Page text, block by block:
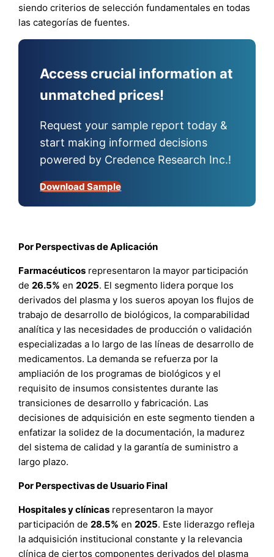
siendo criterios de selección fundamentales en todas
las categorías de fuentes.
Access crucial information at
unmatched prices!
Request your sample report today &
start making informed decisions
powered by Credence Research Inc.!
Download Sample
Por Perspectivas de Aplicación
Farmacéuticos representaron la mayor participación
de26.5% en2025. El segmento lidera porque los
derivados del plasma y los sueros apoyan los flujos de
trabajo de desarrollo de biológicos, la comparabilidad
analítica y las necesidades de producción o validación
especializadas a lo largo de las líneas de desarrollo de
medicamentos. La demanda se refuerza por la
ampliación de los programas de biológicos y el
requisito de insumos consistentes durante las
transiciones de desarrollo y fabricación. Las
decisiones de adquisición en este segmento tienden a
enfatizar la solidez de la documentación, la madurez
del sistema de calidad y la garantía de suministro a
largo plazo.
Por Perspectivas de Usuario Final
Hospitales y clínicas representaron la mayor
participación de28.5% en2025. Este liderazgo refleja
la adquisición institucional constante y la relevancia
clínica de ciertos componentes derivados del plasma